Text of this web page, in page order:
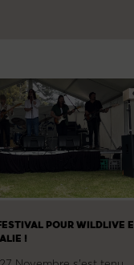
POUR WILDLIVE
!